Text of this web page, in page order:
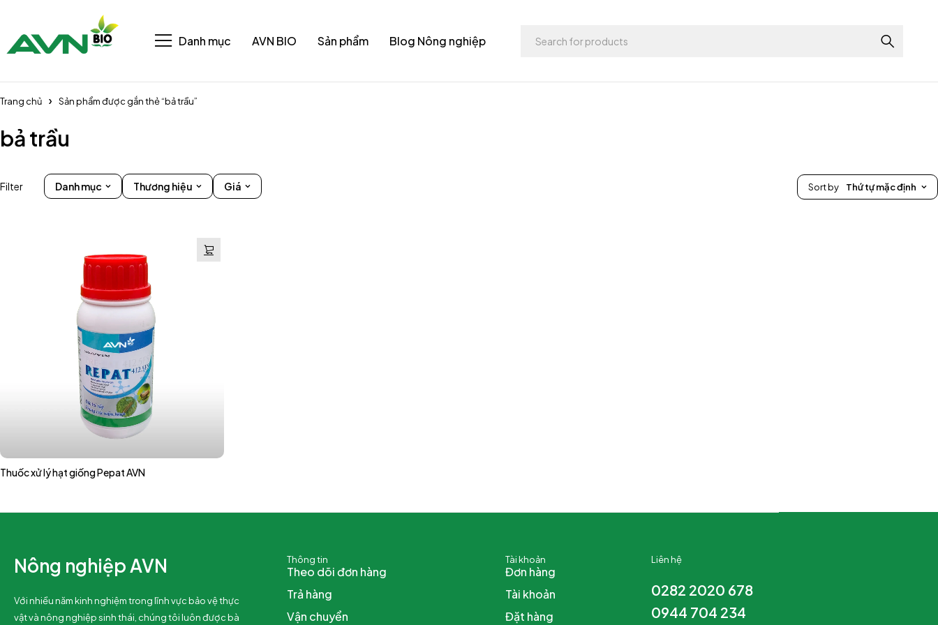
Danh mục AVN BIO Sản phẩm Blog Nông nghiệp
Trang chủ Sản phẩm được gắn thẻ “bả trầu”
bả trầu
Sort by Thứ tự mặc định
Filter Danh mục Thương hiệu Giá
Thuốc xử lý hạt giống Pepat AVN
Nông nghiệp AVN
Với nhiều năm kinh nghiệm trong lĩnh vực bảo vệ thực
vật và nông nghiệp sinh thái, chúng tôi luôn được bà
Thông tin
Theo dõi đơn hàng
Trả hàng
Vận chuyển
Tài khoản
Đơn hàng
Tài khoản
Đặt hàng
Liên hệ
0282 2020 678
0944 704 234